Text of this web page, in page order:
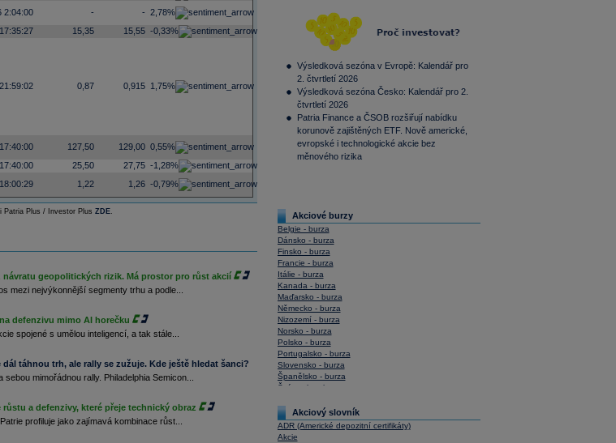
2:04:00 - - 2,78%
15,35 15,55 -0,33%
0,87 0,915 1,75%
127,50 129,00 0,55%
25,50 27,75 -1,28%
1,22 1,26 -0,79%
Patria Plus / Investor Plus ZDE.
návratu geopolitických rizik. Má prostor pro růst akcií
mezi nejvýkonnější segmenty trhu a podle...
defenzivu mimo AI horečku
spojené s umělou inteligencí, a tak stále...
dál táhnou trh, ale rally se zužuje. Kde ještě hledat šanci?
mimořádnou rally. Philadelphia Semicon...
a defenzivy, které přeje technický obraz
profiluje jako zajímavá kombinace růst...
Výsledková sezóna v Evropě: Kalendář pro
2. čtvrtletí 2026
Výsledková sezóna Česko: Kalendář pro 2.
čtvrtletí 2026
Patria Finance a ČSOB rozšiřují nabídku
korunově zajištěných ETF. Nově americké,
evropské i technologické akcie bez
měnového rizika
Akciové burzy
Belgie - burza
Dánsko - burza
Finsko - burza
Francie - burza
Itálie - burza
Kanada - burza
Maďarsko - burza
Německo - burza
Nizozemí - burza
Norsko - burza
Polsko - burza
Portugalsko - burza
Slovensko - burza
Španělsko - burza
Švýcarsko - burza
Akciový slovník
ADR (Americké depozitní certifikáty)
Akcie